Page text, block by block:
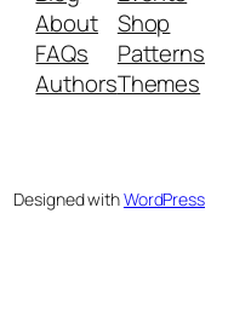
About
FAQs
Authors
Shop
Patterns
Themes
Designed withWordPress